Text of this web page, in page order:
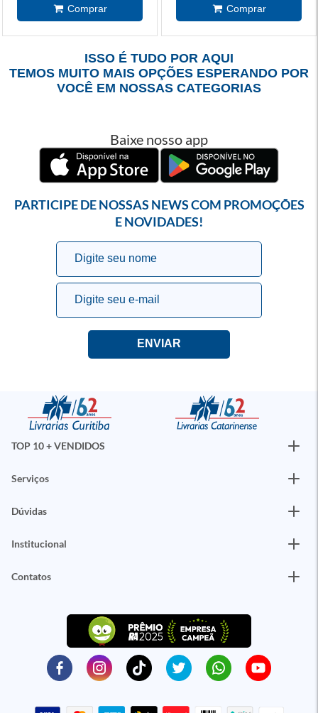
ISSO É TUDO POR AQUI
TEMOS MUITO MAIS OPÇÕES ESPERANDO POR
VOCÊ EM NOSSAS CATEGORIAS
Baixe nosso app
PARTICIPE DE NOSSAS NEWS COM PROMOÇÕES
E NOVIDADES!
TOP 10 + VENDIDOS
Serviços
Dúvidas
Institucional
Contatos